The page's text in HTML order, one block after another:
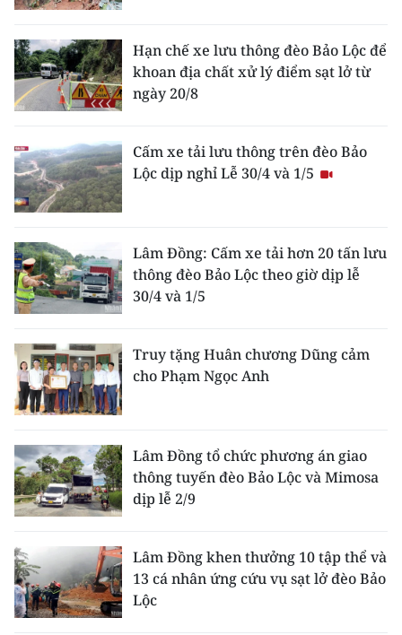
TIN ĐỊA PHƯƠNG
Trung du và miền núi phía Bắc
Đồng bằng sông Hồng
Bắc Trung Bộ
Nguyên
Đông Nam Bộ
Đồng bằng sông Cửu Long
Chuyên trang Hà Nội
Chuyên trang TP. Hồ Chí Minh
CHUYÊN ĐỀ
CÁC CHUYÊN TRANG
VỀ BÁO NHÂN DÂN
THỜI NAY
Hạn chế xe lưu thông đèo Bảo Lộc để
khoan địa chất xử lý điểm sạt lở từ
ngày 20/8
Cấm xe tải lưu thông trên đèo Bảo
Lộc dịp nghỉ Lễ 30/4 và 1/5
Lâm Đồng: Cấm xe tải hơn 20 tấn lưu
thông đèo Bảo Lộc theo giờ dịp lễ
30/4 và 1/5
Truy tặng Huân chương Dũng cảm
cho Phạm Ngọc Anh
Lâm Đồng tổ chức phương án giao
thông tuyến đèo Bảo Lộc và Mimosa
dịp lễ 2/9
Lâm Đồng khen thưởng 10 tập thể và
13 cá nhân ứng cứu vụ sạt lở đèo Bảo
Lộc